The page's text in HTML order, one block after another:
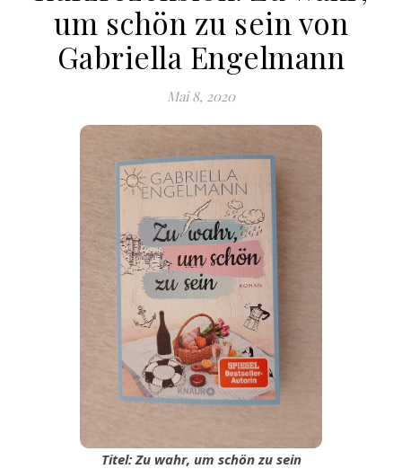
um schön zu sein von
Gabriella Engelmann
Mai 8, 2020
Titel: Zu wahr, um schön zu sein